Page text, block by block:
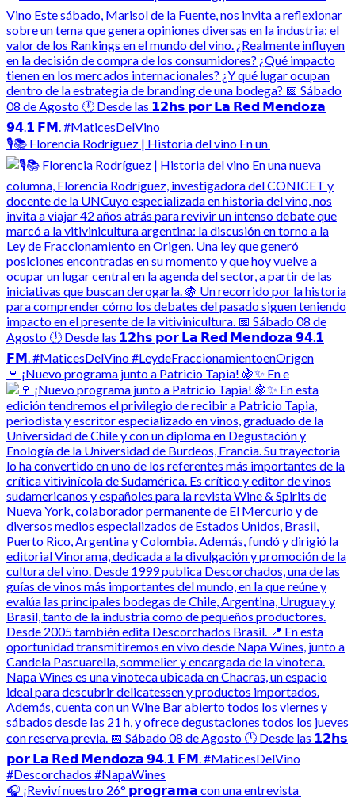
🎙️📚 Florencia Rodríguez | Historia del vino En un
🍷 ¡Nuevo programa junto a Patricio Tapia! 🍇✨ En e
🎧 ¡Reviví nuestro 26° 𝗽𝗿𝗼𝗴𝗿𝗮𝗺𝗮 con una entrevista